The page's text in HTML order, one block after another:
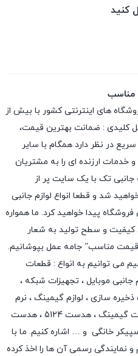
کنید
مناسب
های اینترنتی کشور با بیش از
کلیدی : ضمانت بهترین قیمت،
در نظر دارد همگام با سایر
و خدمات ارزنده ای را به مشتریان
تک با یک سایت پر از
شد و قطعا انواع لوازم جانبی
پیدا خواهید کرد. ما همواره
کیفیت و سطح تولید به شعار
مناسب” جامه عمل بپوشانیم.
می توانیم به انواع : قطعات
جانبی موبایل ، تجهیزات شبکه ،
ذخیره سازی ، لوازم گیمینگ ، نرم
گیمینگ
، هدست 5124 ، هدست
خانگی و … اشاره کنیم. ما با
و نمایندگی رسمی آن ها را اخذ کرده